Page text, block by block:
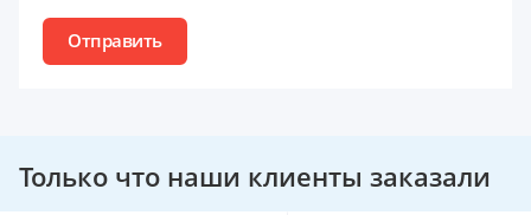
Отправить
Только что наши клиенты заказали